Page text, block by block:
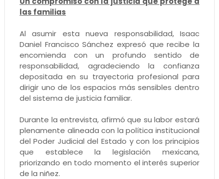
las familias
Al asumir esta nueva responsabilidad, Isaac
Daniel Francisco Sánchez expresó que recibe la
encomienda con un profundo sentido de
responsabilidad, agradeciendo la confianza
depositada en su trayectoria profesional para
dirigir uno de los espacios más sensibles dentro
del sistema de justicia familiar.
Durante la entrevista, afirmó que su labor estará
plenamente alineada con la política institucional
del Poder Judicial del Estado y con los principios
que establece la legislación mexicana,
priorizando en todo momento el interés superior
de la niñez.